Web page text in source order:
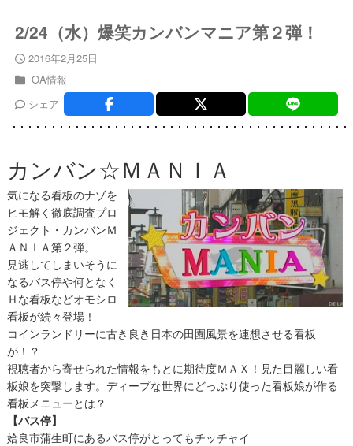
2/24（水）爆笑カンバンマニア第２弾！
2016年2月25日
OA情報
シェア
カンバン☆ＭＡＮＩＡ
気になる看板のナゾを
ヒモ解く徹底調査プロ
ジェクト・カンバンＭ
ＡＮＩＡ第２弾。
見逃してしまいそうに
なるバス停や何となく
Ｈな看板などオモシロ
看板が続々登場！
コインランドリーに古き良き日本の田園風景を連想させる看板
が！？
視聴者から寄せられた情報をもとに期待度ＭＡＸ！見た目麗しい看
板娘を突撃します。ディープな世界にどっぷり使った看板娘が作る
看板メニューとは？
【バス停】
姶良市蒲生町にあるバス停がとってもチッチャイ